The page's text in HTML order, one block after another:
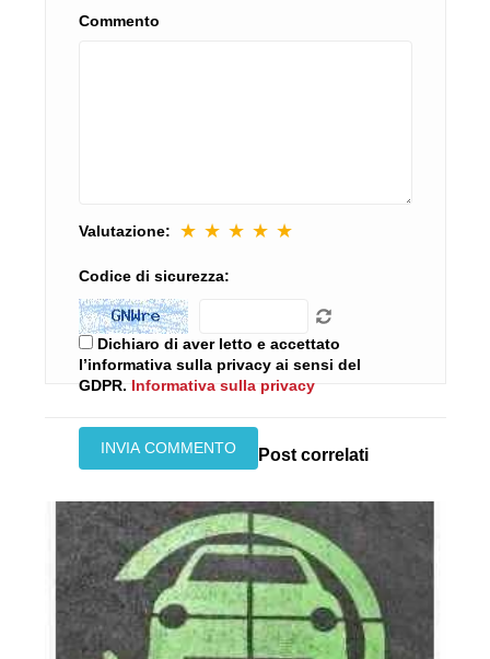
Commento
Valutazione: ★ ★ ★ ★ ★
Codice di sicurezza:
Dichiaro di aver letto e accettato
l’informativa sulla privacy ai sensi del
GDPR. Informativa sulla privacy
Post correlati